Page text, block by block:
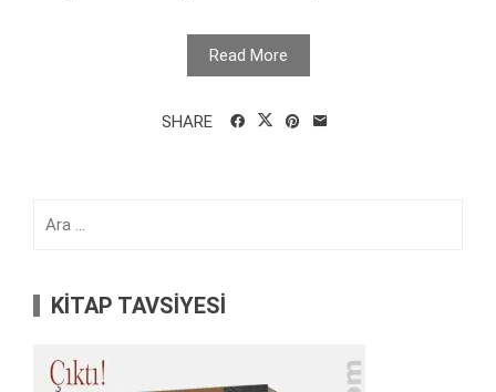
Read More
SHARE
KİTAP TAVSİYESİ